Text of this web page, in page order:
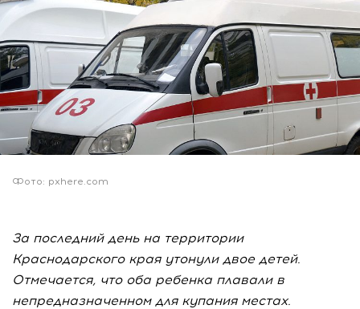
Фото: pxhere.com
За последний день на территории
Краснодарского края утонули двое детей.
Отмечается, что оба ребенка плавали в
непредназначенном для купания местах.